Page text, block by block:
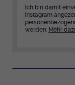
Ich bin damit
Instagram
werden. Mehr